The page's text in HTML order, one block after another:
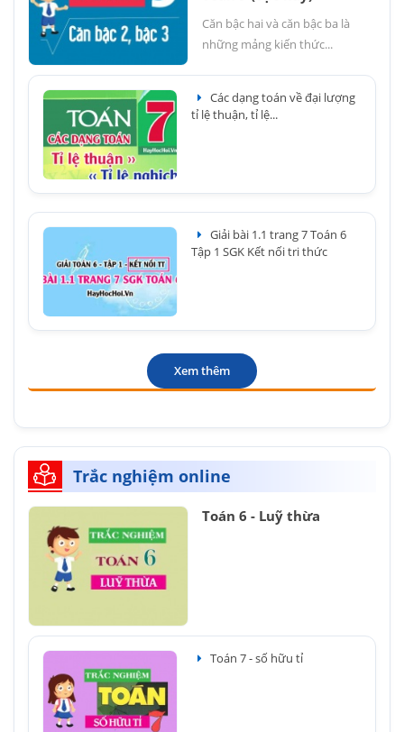
Căn bậc hai và căn bậc ba là
những mảng kiến thức...
Các dạng toán về đại lượng
tỉ lệ thuận, tỉ lệ...
Giải bài 1.1 trang 7 Toán 6
Tập 1 SGK Kết nối tri thức
Xem thêm
Trắc nghiệm online
Toán 6 - Luỹ thừa
Toán 7 - số hữu tỉ